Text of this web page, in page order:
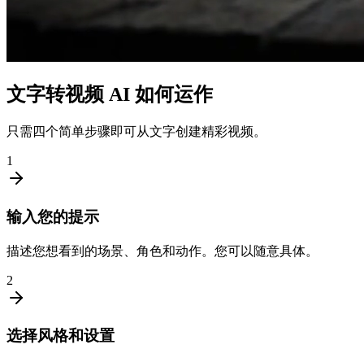
文字转视频 AI 如何运作
只需四个简单步骤即可从文字创建精彩视频。
1
输入您的提示
描述您想看到的场景、角色和动作。您可以随意具体。
2
选择风格和设置